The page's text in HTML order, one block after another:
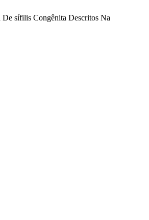
sífilis Congênita Descritos Na